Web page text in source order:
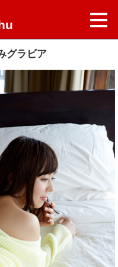
グラビア